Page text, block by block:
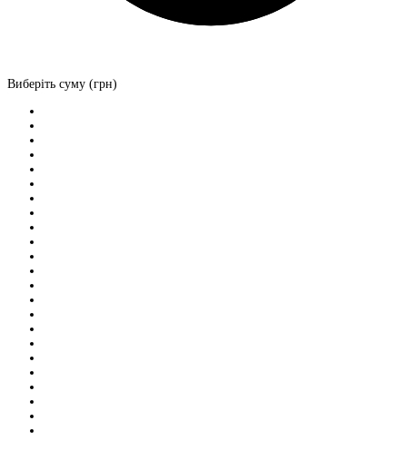
Виберіть суму (грн)